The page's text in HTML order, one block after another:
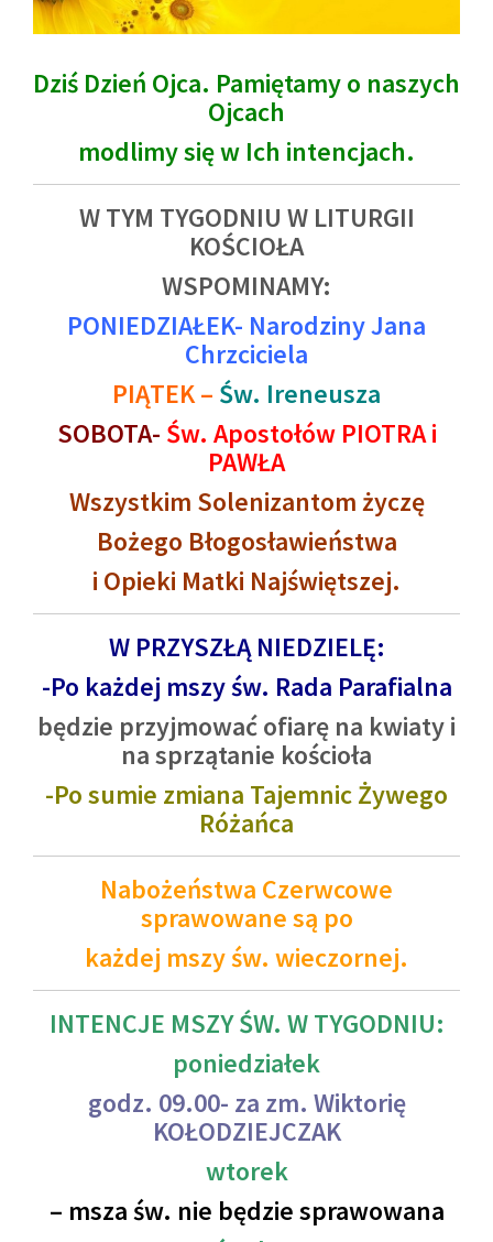
Dziś Dzień Ojca. Pamiętamy o naszych
Ojcach
modlimy się w Ich intencjach.
W TYM TYGODNIU W LITURGII
KOŚCIOŁA
WSPOMINAMY:
PONIEDZIAŁEK- Narodziny Jana
Chrzciciela
PIĄTEK – Św. Ireneusza
SOBOTA- Św. Apostołów PIOTRA i
PAWŁA
Wszystkim Solenizantom życzę
Bożego Błogosławieństwa
i Opieki Matki Najświętszej.
W PRZYSZŁĄ NIEDZIELĘ:
-Po każdej mszy św. Rada Parafialna
będzie przyjmować ofiarę na kwiaty i
na sprzątanie kościoła
-Po sumie zmiana Tajemnic Żywego
Różańca
Nabożeństwa Czerwcowe
sprawowane są po
każdej mszy św. wieczornej.
INTENCJE MSZY ŚW. W TYGODNIU:
poniedziałek
godz. 09.00- za zm. Wiktorię
KOŁODZIEJCZAK
wtorek
– msza św. nie będzie sprawowana